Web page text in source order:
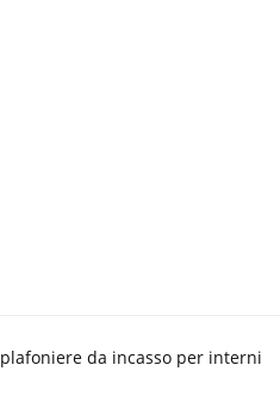
plafoniere da incasso per interni